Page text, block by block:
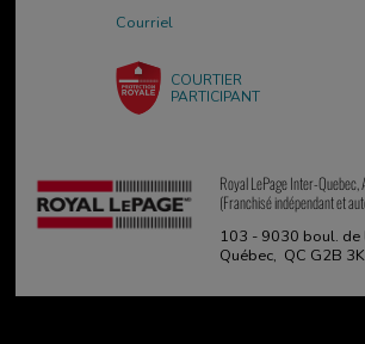
Courriel
COURTIER
PARTICIPANT
Royal LePage Inter-Quebec,
(Franchisé indépendant et
103 - 9030 boul.
Québec, QC G2B